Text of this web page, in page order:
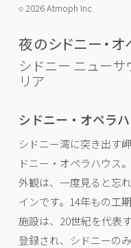
©️2026 Atmoph Inc.
夜のシドニー・
シドニー ニュー
リア
シドニー・オペラ
シドニー湾に突き出す
ドニー・オペラハウス
外観は、一度見ると忘
インです。14年もの工
施設は、20世紀を代表
登録され、シドニーの